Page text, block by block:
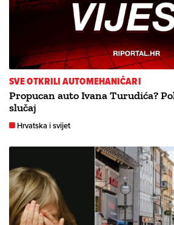
SVE OTKRILI AUTOMEHANIČARI
Propucan auto Ivana Turudića?
slučaj
Hrvatska i svijet